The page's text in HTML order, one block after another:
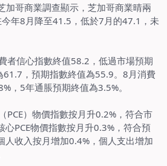
加哥商業調查顯示，芝加哥商業晴兩
今年8月降至41.5 ，低於7月的47.1 ，未
者信心指數終值58.2 ，低過市場預期
61.7 ，預期指數終值為55.9。 8月消費
， 5年通脹預期終值為3.5%。
PCE）物價指數按月升0.2% ，符合市
心PCE物價指數按月升0.3% ，符合預
人收入按月增加0.4% ，個人支出增加